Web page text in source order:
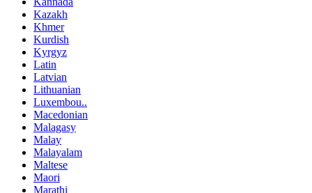
Kazakh
Khmer
Kurdish
Kyrgyz
Latin
Latvian
Lithuanian
Luxembou..
Macedonian
Malagasy
Malay
Malayalam
Maltese
Maori
Marathi